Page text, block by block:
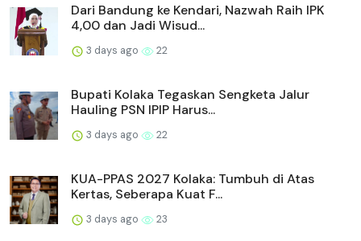
Dari Bandung ke Kendari, Nazwah Raih IPK
4,00 dan Jadi Wisud...
3 days ago 22
Bupati Kolaka Tegaskan Sengketa Jalur
Hauling PSN IPIP Harus...
3 days ago 22
KUA-PPAS 2027 Kolaka: Tumbuh di Atas
Kertas, Seberapa Kuat F...
3 days ago 23